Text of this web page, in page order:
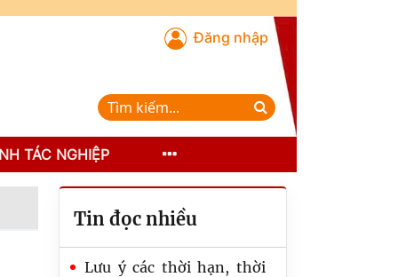
Đăng nhập
TÁC NGHIỆP
Tin đọc nhiều
Lưu ý các thời hạn, thời